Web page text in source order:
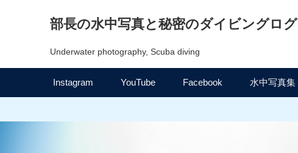
部長の水中写真と秘密のダイビングログ
Underwater photography, Scuba diving
Instagram YouTube Facebook 水中写真集